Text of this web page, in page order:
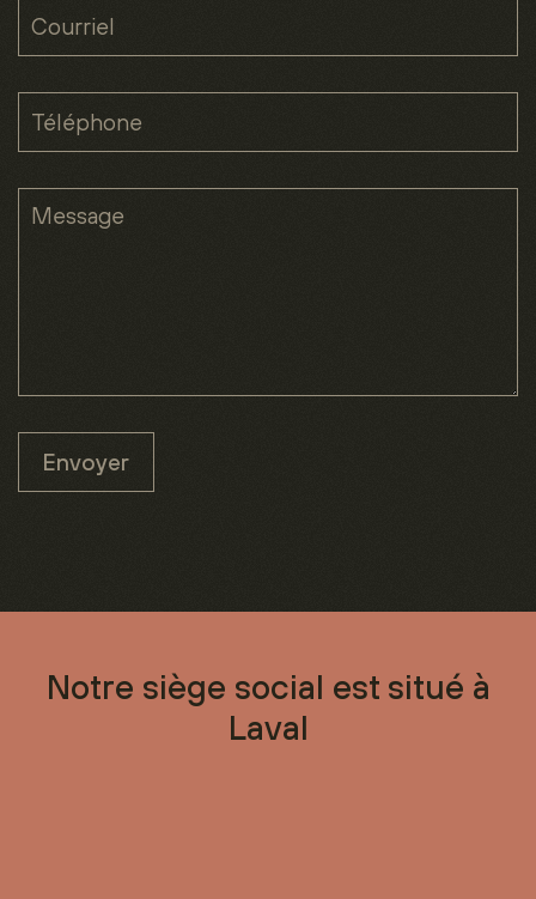
Envoyer
Notre siège social est situé à
Laval